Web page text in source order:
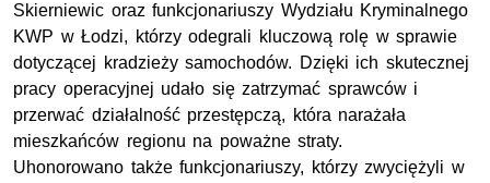
Skierniewic oraz funkcjonariuszy Wydziału Kryminalnego
KWP w Łodzi, którzy odegrali kluczową rolę w sprawie
dotyczącej kradzieży samochodów. Dzięki ich skutecznej
pracy operacyjnej udało się zatrzymać sprawców i
przerwać działalność przestępczą, która narażała
mieszkańców regionu na poważne straty.
Uhonorowano także funkcjonariuszy, którzy zwyciężyli w